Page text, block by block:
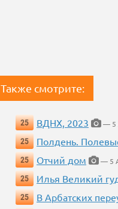
Также смотрите:
25 ВДНХ, 2023
— 5
25
Полдень.
25
Отчий дом
— 5
25
Илья Великий
25
В Арбатских